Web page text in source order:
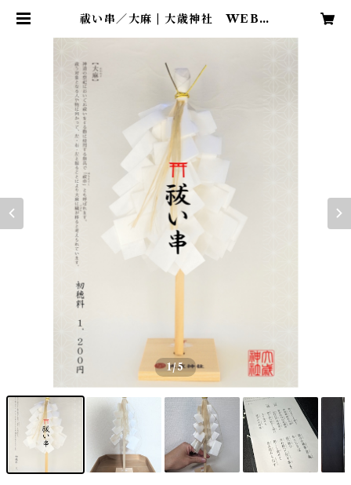
祓い串／大麻 | 大歳神社 WEB授
1/5